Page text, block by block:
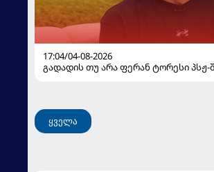
17:04/04-08-2026
გადადის თუ არა ფერან ტორესი პსჟ-
ყველა